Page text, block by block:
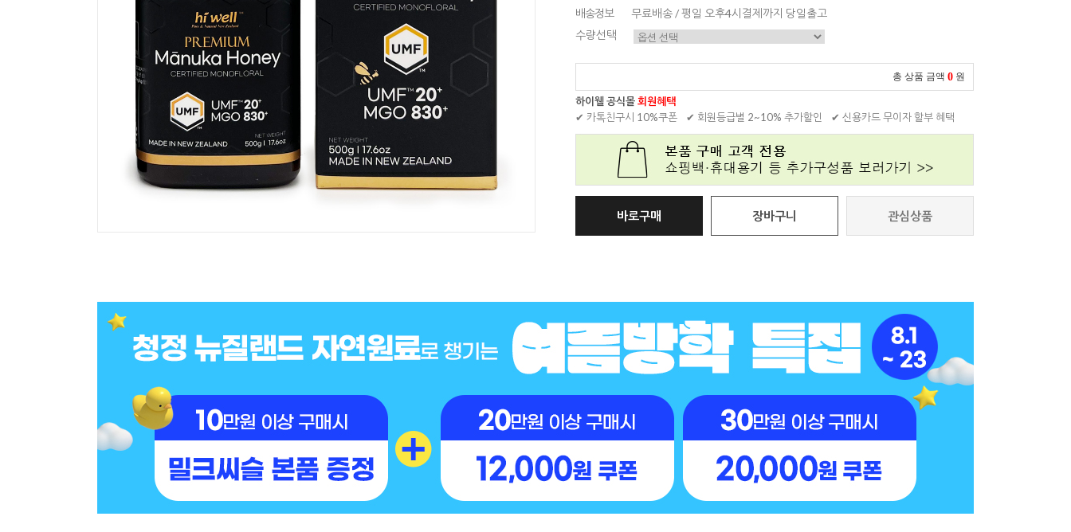
배송정보
무료배송 / 평일 오후4시결제까지 당일출고
수량선택
총 상품 금액 0 원
하이웰 공식몰회원혜택
✔ 카톡친구시 10%쿠폰
✔ 회원등급별 2~10% 추가할인 ✔ 신용카드 무이자 할부 혜택
바로구매 장바구니 관심상품